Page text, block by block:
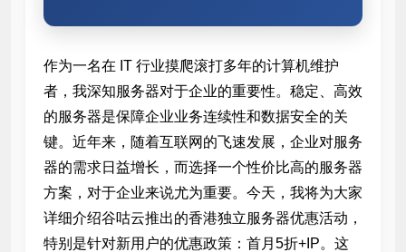
作为一名在 IT 行业摸爬滚打多年的计算机维护
者，我深知服务器对于企业的重要性。稳定、高效
的服务器是保障企业业务连续性和数据安全的关
键。近年来，随着互联网的飞速发展，企业对服务
器的需求日益增长，而选择一个性价比高的服务器
方案，对于企业来说尤为重要。今天，我将为大家
详细介绍谷咕云推出的香港独立服务器优惠活动，
特别是针对新用户的优惠政策：首月5折+ IP。这